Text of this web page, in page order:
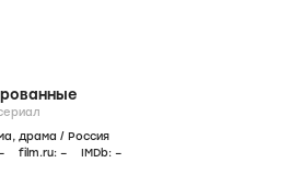
, драма / Россия
film.ru: – IMDb: –